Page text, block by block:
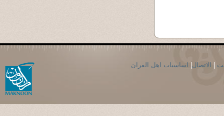
| الاتصال| اساسيات اهل القران